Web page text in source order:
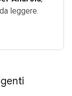
leggere.